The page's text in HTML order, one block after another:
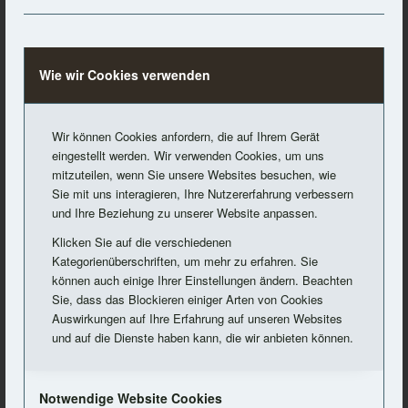
Wie wir Cookies verwenden
Wir können Cookies anfordern, die auf Ihrem Gerät
eingestellt werden. Wir verwenden Cookies, um uns
mitzuteilen, wenn Sie unsere Websites besuchen, wie
Sie mit uns interagieren, Ihre Nutzererfahrung verbessern
und Ihre Beziehung zu unserer Website anpassen.
Klicken Sie auf die verschiedenen
Kategorienüberschriften, um mehr zu erfahren. Sie
können auch einige Ihrer Einstellungen ändern. Beachten
Sie, dass das Blockieren einiger Arten von Cookies
Auswirkungen auf Ihre Erfahrung auf unseren Websites
und auf die Dienste haben kann, die wir anbieten können.
Notwendige Website Cookies
sind wichtig, damit sie selbst lernen den Kleinen entsprechend zu
gewöhnen sie ihn dann Schritt für Schritt an die Leine.
Und was noch…?
weg, was herumliegt. Besonders kleine Dinge, die verschluckt